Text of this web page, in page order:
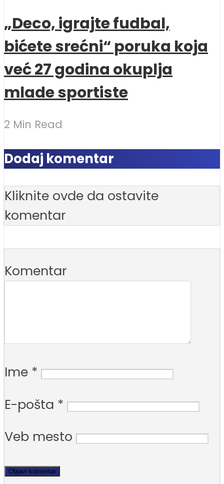
„Deco, igrajte fudbal,
bićete srećni“ poruka koja
već 27 godina okuplja
mlade sportiste
2 Min Read
Dodaj komentar
Kliknite ovde da ostavite
komentar
Komentar
Ime *
E-pošta *
Veb mesto